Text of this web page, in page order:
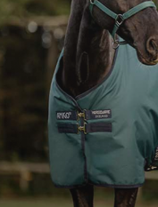
gefallen könnten